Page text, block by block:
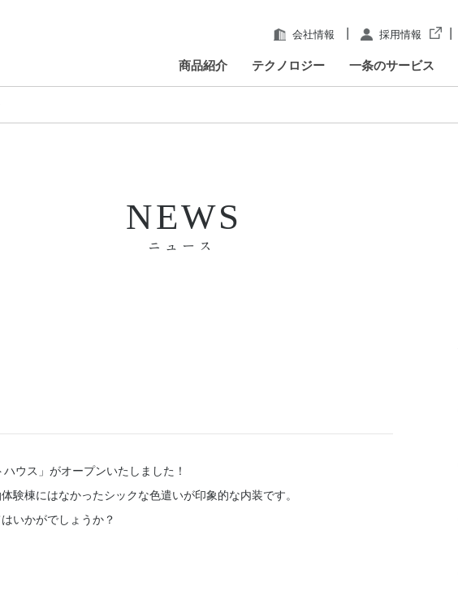
会社情報 採用情報
商品紹介 テクノロジー 一条のサービス
NEWS
ニュース
ウス」がオープンいたしました！
験棟にはなかったシックな色遣いが印象的な内装です。
いかがでしょうか？